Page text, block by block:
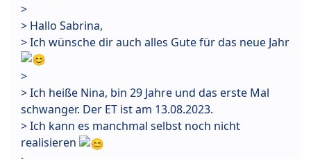
>
> Hallo Sabrina,
> Ich wünsche dir auch alles Gute für das neue Jahr
>
> Ich heiße Nina, bin 29 Jahre und das erste Mal
schwanger. Der ET ist am 13.08.2023.
> Ich kann es manchmal selbst noch nicht
realisieren